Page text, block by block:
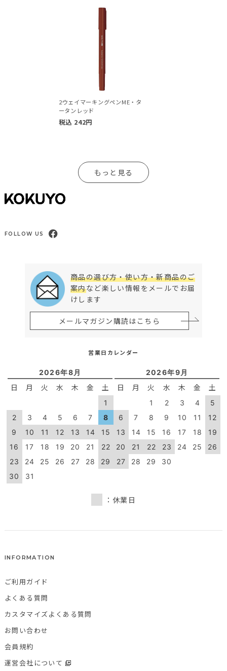
2ウェイマーキングペンME・タ
ータンレッド
税込 242円
もっと見る
FOLLOW US
商品の選び方・使い方・新商品のご
案内など楽しい情報をメールでお届
けします
メールマガジン購読はこちら
営業日カレンダー
2026年8月
日 月 火 水 木 金 土
1
2
3 4 5 6 7
8
9
10 11 12 13 14
15
16
17 18 19 20 21
22
23
24 25 26 27 28
29
30
31
2026年9月
日 月 火 水 木 金 土
1 2 3 4
5
6
7 8 9 10 11
12
13
14 15 16 17 18
19
20
21 22 23 24 25
26
27
28 29 30
：休業日
INFORMATION
ご利用ガイド
よくある質問
カスタマイズよくある質問
お問い合わせ
会員規約
運営会社について